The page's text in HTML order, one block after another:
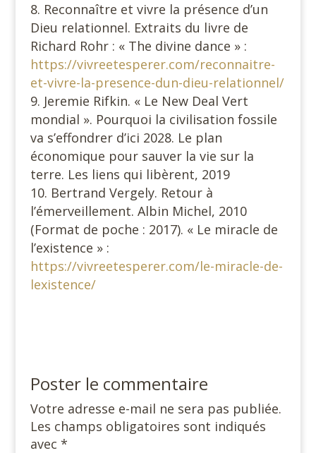
Reconnaître et vivre la présence d’un
Dieu relationnel. Extraits du livre de
Richard Rohr : « The divine dance » :
https://vivreetesperer.com/reconnaitre-
et-vivre-la-presence-dun-dieu-relationnel/
Jeremie Rifkin. « Le New Deal Vert
mondial ». Pourquoi la civilisation fossile
va s’effondrer d’ici 2028. Le plan
économique pour sauver la vie sur la
terre. Les liens qui libèrent, 2019
Bertrand Vergely. Retour à
l’émerveillement. Albin Michel, 2010
(Format de poche : 2017). « Le miracle de
l’existence » :
https://vivreetesperer.com/le-miracle-de-
lexistence/
Poster le commentaire
Votre adresse e-mail ne sera pas publiée.
Les champs obligatoires sont indiqués
avec *